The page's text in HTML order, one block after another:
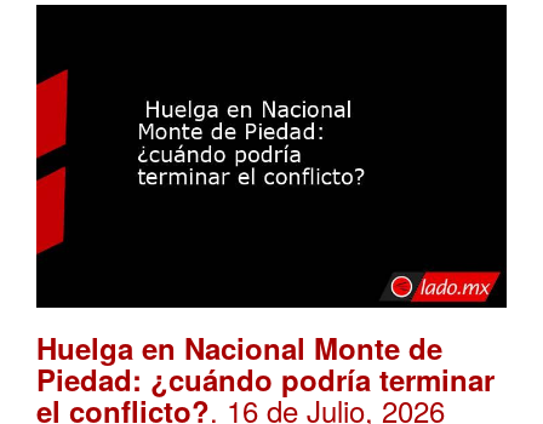
Huelga en Nacional Monte de
Piedad: ¿cuándo podría terminar
el conflicto?. 16 de Julio, 2026